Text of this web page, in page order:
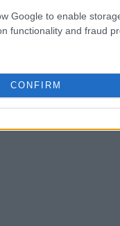
Google to enable
functionality and fraud
CONFIRM
εφημερίδα Die